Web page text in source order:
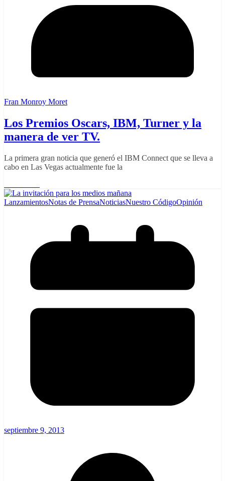
Fran Monroy Moret
Los Premios Oscars, IBM, Turner y la
manera de ver TV.
La primera gran noticia que generó el IBM Connect que se lleva a
cabo en Las Vegas actualmente fue la
LanzamientosNotas de PrensaNoticiasNuestro CódigoOpinión
septiembre 9, 2013